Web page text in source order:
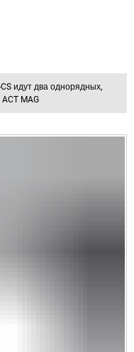
идут два однорядных,
MAG